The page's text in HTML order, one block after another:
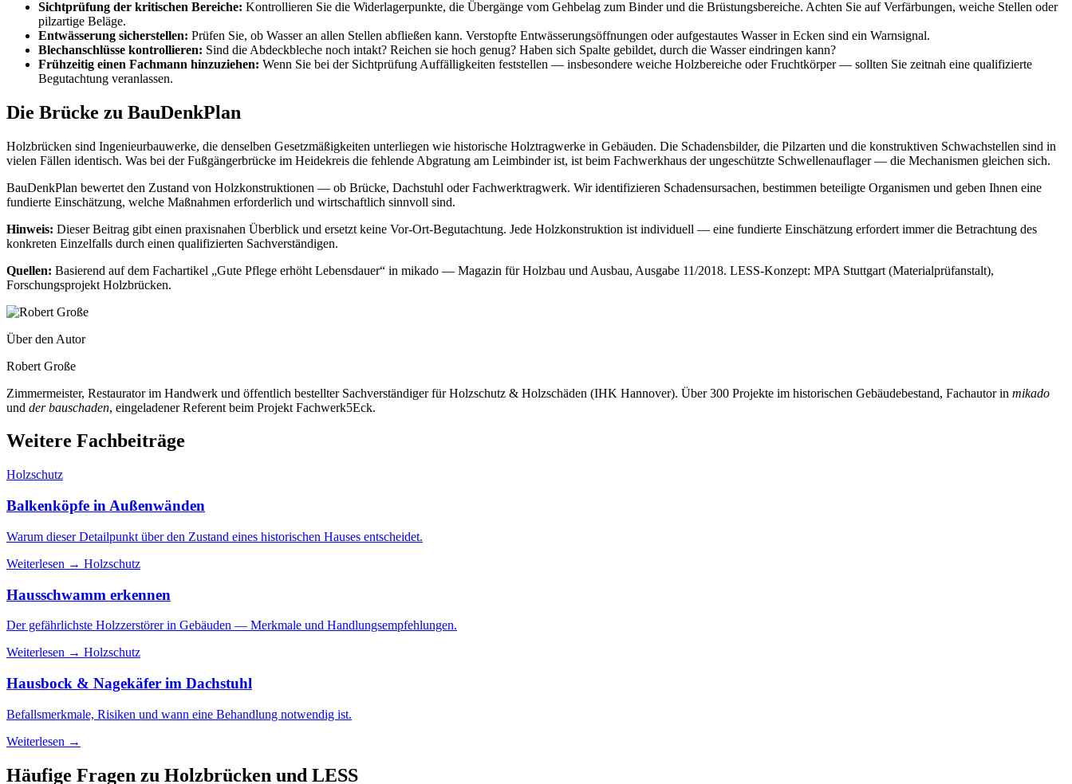
Sichtprüfung der kritischen Bereiche: Kontrollieren Sie die Widerlagerpunkte, die Übergänge vom Gehbelag zum Binder und die Brüstungsbereiche. Achten Sie auf Verfärbungen, weiche Stellen oder
pilzartige Beläge.
Entwässerung sicherstellen: Prüfen Sie, ob Wasser an allen Stellen abfließen kann. Verstopfte Entwässerungsöffnungen oder aufgestautes Wasser in Ecken sind ein Warnsignal.
Blechanschlüsse kontrollieren: Sind die Abdeckbleche noch intakt? Reichen sie hoch genug? Haben sich Spalte gebildet, durch die Wasser eindringen kann?
Frühzeitig einen Fachmann hinzuziehen: Wenn Sie bei der Sichtprüfung Auffälligkeiten feststellen — insbesondere weiche Holzbereiche oder Fruchtkörper — sollten Sie zeitnah eine qualifizierte
Begutachtung veranlassen.
Die Brücke zu BauDenkPlan
Holzbrücken sind Ingenieurbauwerke, die denselben Gesetzmäßigkeiten unterliegen wie historische Holztragwerke in Gebäuden. Die Schadensbilder, die Pilzarten und die konstruktiven Schwachstellen sind in
vielen Fällen identisch. Was bei der Fußgängerbrücke im Heidekreis die fehlende Abgratung am Leimbinder ist, ist beim Fachwerkhaus der ungeschützte Schwellenauflager — die Mechanismen gleichen sich.
BauDenkPlan bewertet den Zustand von Holzkonstruktionen — ob Brücke, Dachstuhl oder Fachwerktragwerk. Wir identifizieren Schadensursachen, bestimmen beteiligte Organismen und geben Ihnen eine
fundierte Einschätzung, welche Maßnahmen erforderlich und wirtschaftlich sinnvoll sind.
Hinweis: Dieser Beitrag gibt einen praxisnahen Überblick und ersetzt keine Vor-Ort-Begutachtung. Jede Holzkonstruktion ist individuell — eine fundierte Einschätzung erfordert immer die Betrachtung des
konkreten Einzelfalls durch einen qualifizierten Sachverständigen.
Quellen: Basierend auf dem Fachartikel „Gute Pflege erhöht Lebensdauer“ in mikado — Magazin für Holzbau und Ausbau, Ausgabe 11/2018. LESS-Konzept: MPA Stuttgart (Materialprüfanstalt),
Forschungsprojekt Holzbrücken.
Über den Autor
Robert Große
Zimmermeister, Restaurator im Handwerk und öffentlich bestellter Sachverständiger für Holzschutz & Holzschäden (IHK Hannover). Über 300 Projekte im historischen Gebäudebestand, Fachautor in mikado
und der bauschaden, eingeladener Referent beim Projekt Fachwerk5Eck.
Weitere Fachbeiträge
Holzschutz
Balkenköpfe in Außenwänden
Warum dieser Detailpunkt über den Zustand eines historischen Hauses entscheidet.
Weiterlesen → Holzschutz
Hausschwamm erkennen
Der gefährlichste Holzzerstörer in Gebäuden — Merkmale und Handlungsempfehlungen.
Weiterlesen → Holzschutz
Hausbock & Nagekäfer im Dachstuhl
Befallsmerkmale, Risiken und wann eine Behandlung notwendig ist.
Weiterlesen →
Häufige Fragen zu Holzbrücken und LESS